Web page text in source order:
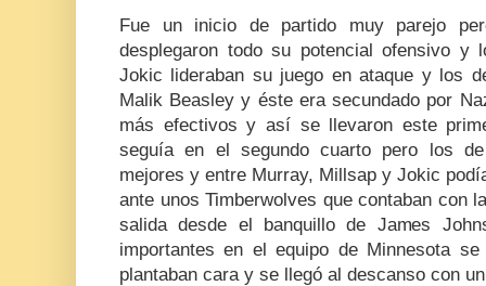
Fue un inicio de partido muy parejo
desplegaron todo su potencial ofensivo y
Jokic lideraban su juego en ataque y los
Malik Beasley y éste era secundado por
más efectivos y así se llevaron este
seguía en el segundo cuarto pero los
mejores y entre Murray, Millsap y Jokic
ante unos Timberwolves que contaban con
salida desde el banquillo de James
importantes en el equipo de Minnesota
plantaban cara y se llegó al descanso con